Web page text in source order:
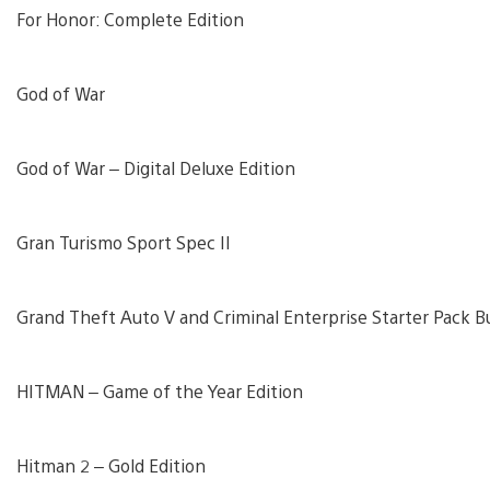
For Honor: Complete Edition
God of War
God of War – Digital Deluxe Edition
Gran Turismo Sport Spec II
Grand Theft Auto V and Criminal Enterprise Starter Pack
HITMAN – Game of the Year Edition
Hitman 2 – Gold Edition